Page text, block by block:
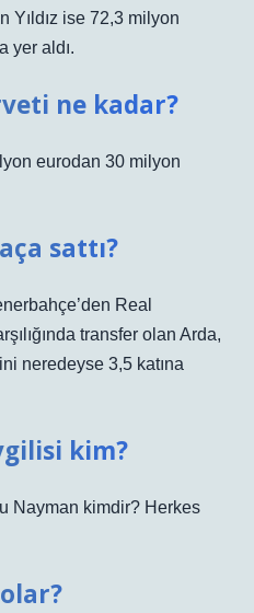
Yıldız ise 72,3 milyon
yer aldı.
ne kadar?
eurodan 30 milyon
sattı?
Real
transfer olan Arda,
neredeyse 3,5 katına
kim?
Nayman kimdir? Herkes